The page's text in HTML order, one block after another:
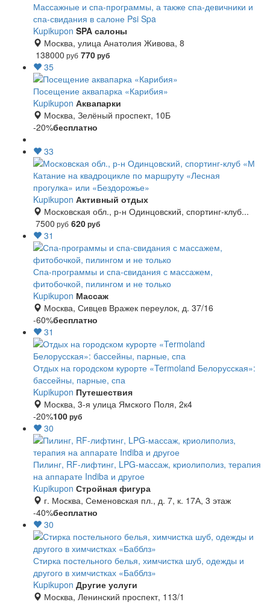
Массажные и спа-программы, а также спа-девичники и
спа-свидания в салоне Psi Spa
Kupikupon SPA салоны
Москва, улица Анатолия Живова, 8
138000 руб 770руб
35
Посещение аквапарка «Карибия»
Kupikupon Аквапарки
Москва, Зелёный проспект, 10Б
-20%бесплатно
33
Катание на квадроцикле по маршруту «Лесная
прогулка» или «Бездорожье»
Kupikupon Активный отдых
Московская обл., р-н Одинцовский, спортинг-клуб...
7500 руб 620руб
31
Спа-программы и спа-свидания с массажем,
фитобочкой, пилингом и не только
Kupikupon Массаж
Москва, Сивцев Вражек переулок, д. 37/16
-60%бесплатно
31
Отдых на городском курорте «Termoland Белорусская»:
бассейны, парные, спа
Kupikupon Путешествия
Москва, 3-я улица Ямского Поля, 2к4
-20%100руб
30
Пилинг, RF-лифтинг, LPG-массаж, криолиполиз, терапия
на аппарате Indiba и другое
Kupikupon Стройная фигура
г. Москва, Семеновская пл., д. 7, к. 17А, 3 этаж
-40%бесплатно
30
Стирка постельного белья, химчистка шуб, одежды и
другого в химчистках «Бабблз»
Kupikupon Другие услуги
Москва, Ленинский проспект, 113/1